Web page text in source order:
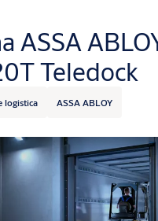
ASSA
Teledock
logistica ASSA ABLOY